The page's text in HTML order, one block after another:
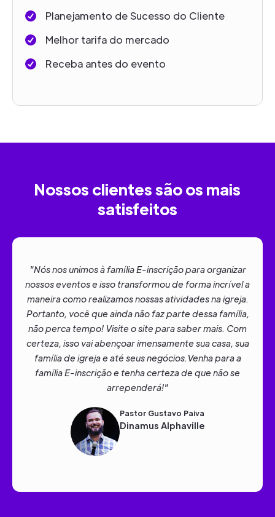
Planejamento de Sucesso do Cliente
Melhor tarifa do mercado
Receba antes do evento
Nossos clientes são os mais
satisfeitos
"Olá, queridos! Estou aqui com o pessoal da E-
inscrição e tem sido maravilhoso trabalhar juntos.
Todo o processo se tornou mais fácil e simples. É
realmente um trabalho maravilhoso e nós super
recomendamos! A influência da plataforma foi
notável, tanto no site quanto no check-in das pessoas
na conferência, tudo fluiu muito melhor. Glória a Deus
por isso! Que Deus abençoe a todos."
Cantora E Compositora